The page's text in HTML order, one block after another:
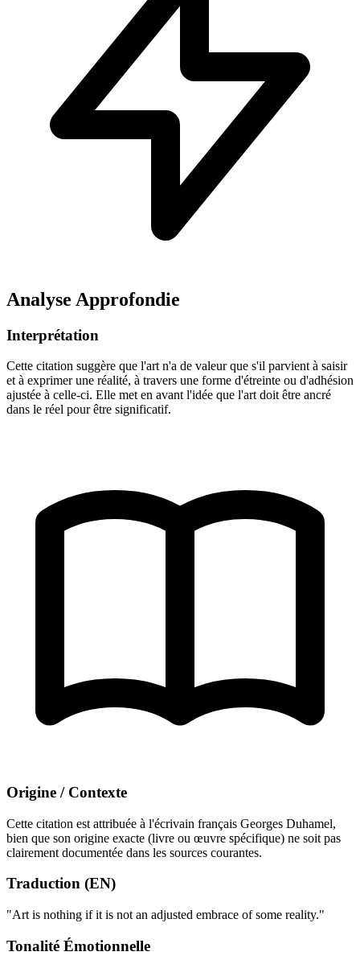
Analyse Approfondie
Interprétation
Cette citation suggère que l'art n'a de valeur que s'il parvient à saisir
et à exprimer une réalité, à travers une forme d'étreinte ou d'adhésion
ajustée à celle-ci. Elle met en avant l'idée que l'art doit être ancré
dans le réel pour être significatif.
Origine / Contexte
Cette citation est attribuée à l'écrivain français Georges Duhamel,
bien que son origine exacte (livre ou œuvre spécifique) ne soit pas
clairement documentée dans les sources courantes.
Traduction (EN)
"Art is nothing if it is not an adjusted embrace of some reality."
Tonalité Émotionnelle